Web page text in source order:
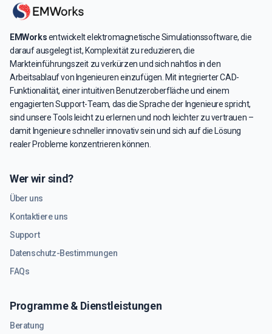
EMWorksentwickelt elektromagnetische Simulationssoftware, die
darauf ausgelegt ist, Komplexität zu reduzieren, die
Markteinführungszeit zu verkürzen und sich nahtlos in den
Arbeitsablauf von Ingenieuren einzufügen. Mit integrierter CAD-
Funktionalität, einer intuitiven Benutzeroberfläche und einem
engagierten Support-Team, das die Sprache der Ingenieure spricht,
sind unsere Tools leicht zu erlernen und noch leichter zu vertrauen –
damit Ingenieure schneller innovativ sein und sich auf die Lösung
realer Probleme konzentrieren können.
Wer wir sind?
Über uns
Kontaktiere uns
Support
Datenschutz-Bestimmungen
FAQs
Programme & Dienstleistungen
Beratung